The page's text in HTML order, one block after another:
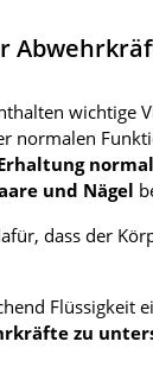
wichtige
normalen
und Nägel
dass der
Flüssigkeit
zu